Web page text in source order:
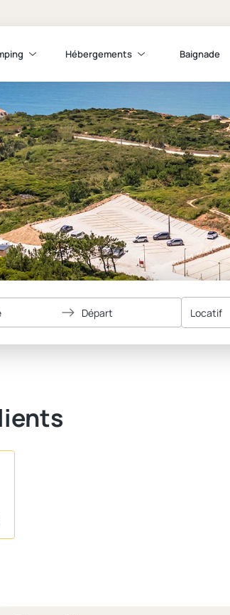
Hébergements Baignade
Départ Locatif